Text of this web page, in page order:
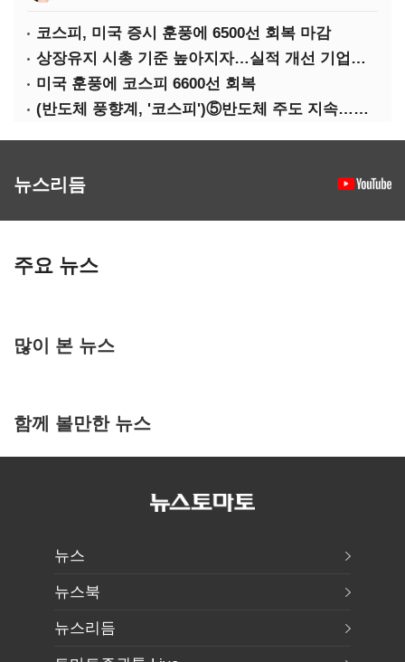
코스피, 미국 증시 훈풍에 6500선 회복 마감
상장유지 시총 기준 높아지자…실적 개선 기업도 '관리종목'
미국 훈풍에 코스피 6600선 회복
(반도체 풍향계, '코스피')⑤반도체 주도 지속…코스피 성장축은 확대
뉴스리듬
주요 뉴스
많이 본 뉴스
함께 볼만한 뉴스
뉴스
뉴스북
뉴스리듬